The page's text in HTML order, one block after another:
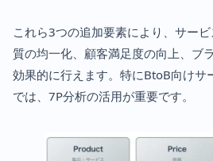
これら3つの追加要素により、サー
質の均一化、顧客満足度の向上、ブ
効果的に行えます。特にBtoB向けサ
では、7P分析の活用が重要です。